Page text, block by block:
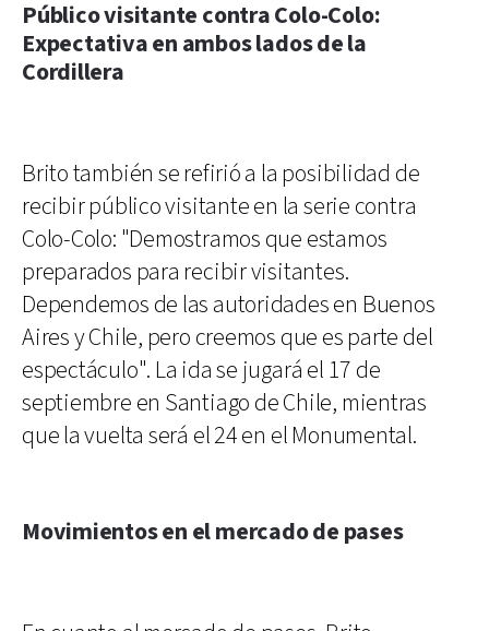
Público visitante contra Colo-Colo:
Expectativa en ambos lados de la
Cordillera
Brito también se refirió a la posibilidad de
recibir público visitante en la serie contra
Colo-Colo: "Demostramos que estamos
preparados para recibir visitantes.
Dependemos de las autoridades en Buenos
Aires y Chile, pero creemos que es parte del
espectáculo". La ida se jugará el 17 de
septiembre en Santiago de Chile, mientras
que la vuelta será el 24 en el Monumental.
Movimientos en el mercado de pases